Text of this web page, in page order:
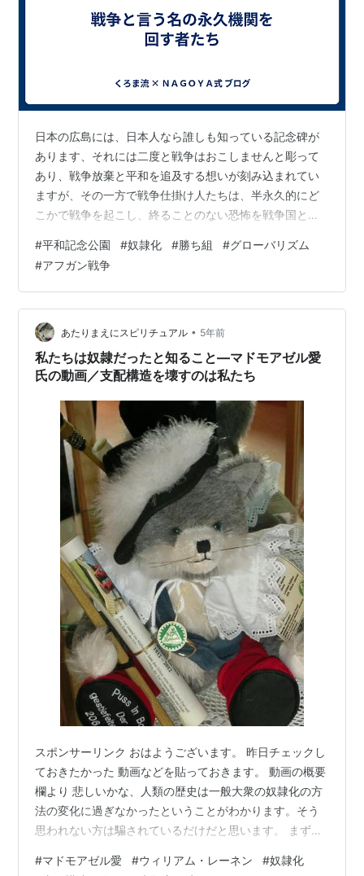
日本の広島には、日本人なら誰しも知っている記念碑が
あります、それには二度と戦争はおこしませんと彫って
あり、戦争放棄と平和を追及する想いが刻み込まれてい
ますが、その一方で戦争仕掛け人たちは、半永久的にど
こかで戦争を起こし、終ることのない恐怖を戦争国とそ
中東、長く続いたアフガン戦争は、仕掛人はアメリカだ
と言われ、その相手はソ連であったり、ロシア・中国で
あったり、中東諸国など代わってきましたが、とうとう
米民間人6000人が出国を確認、残り調査中ですがアフガ
ンに残る米国人少ないと言われます、現地軍は撤退する
米軍を尻目に、カブールでロケット弾を打ち、米…
#平和記念公園 #奴隷化 #勝ち組 #グローバリズム
#アフガン戦争
あたりまえにスピリチュアル • 5年前
私たちは奴隷だったと知ること―マドモアゼル愛
氏の動画／支配構造を壊すのは私たち
スポンサーリンク おはようございます。 昨日チェックし
ておきたかった 動画などを貼っておきます。 動画の概要
欄より 悲しいかな、人類の歴史は一般大衆の奴隷化の方
法の変化に過ぎなかったということがわかります。そう
思われない方は騙されているだけだと思います。 まず、
民地も似たようなものでした。近代化以前も奴隷化は同
#マドモアゼル愛 #ウィリアム・レーネン #奴隷化